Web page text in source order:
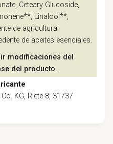
Ceteary Glucoside,
Linalool**,
de agricultura
de aceites esenciales.
modificaciones del
del producto.
KG, Riete 8, 31737